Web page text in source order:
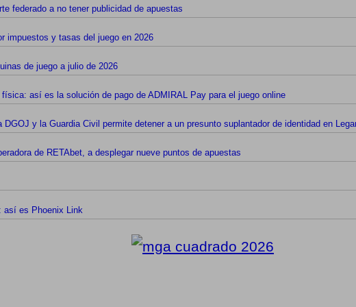
federado a no tener publicidad de apuestas
impuestos y tasas del juego en 2026
de juego a julio de 2026
así es la solución de pago de ADMIRAL Pay para el juego online
y la Guardia Civil permite detener a un presunto suplantador de identidad en
de RETAbet, a desplegar nueve puntos de apuestas
así es Phoenix Link